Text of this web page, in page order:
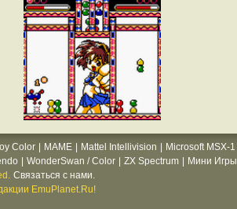
Color MAME Mattel Intellivision Microsoft MSX-1
WonderSwan / Color ZX Spectrum
Мини Игры
Связаться с нами.
EmuPlanet.Ru!